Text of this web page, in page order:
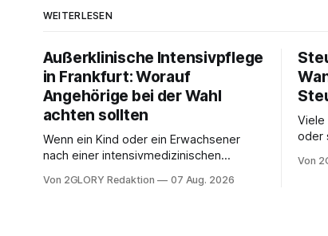
WEITERLESEN
Außerklinische Intensivpflege
in Frankfurt: Worauf
Angehörige bei der Wahl
achten sollten
Wenn ein Kind oder ein Erwachsener
nach einer intensivmedizinischen
oder eine engmaschige pflegerische
Von 2GLORY Redaktion 07 Aug. 2026
Viele
oder
sich
Von